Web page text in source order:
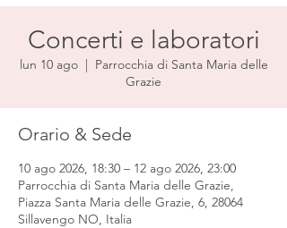
Concerti e laboratori
lun 10 ago
  |
Parrocchia di Santa Maria delle
Grazie
Orario & Sede
10 ago 2026, 18:30 – 12 ago 2026, 23:00
Parrocchia di Santa Maria delle Grazie,
Piazza Santa Maria delle Grazie, 6, 28064
Sillavengo NO, Italia